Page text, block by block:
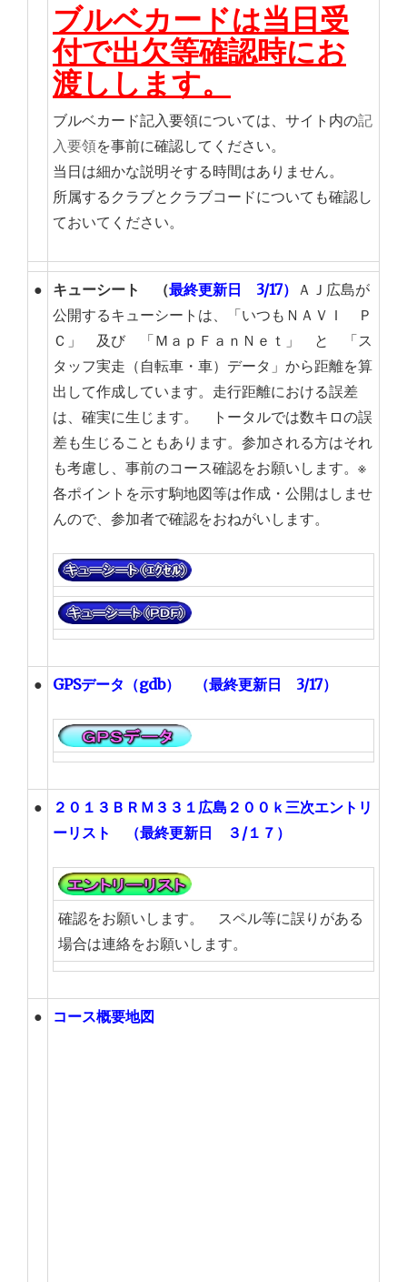
ブルベカードは当日受
付で出欠等確認時にお
渡しします。
ブルベカード記入要領については、サイト内の記
入要領を事前に確認してください。
当日は細かな説明そする時間はありません。
所属するクラブとクラブコードについても確認し
ておいてください。
● キューシート （最終更新日 3/17） ＡＪ広島が
公開するキューシートは、「いつもＮＡＶＩ Ｐ
Ｃ」 及び 「ＭａｐＦａｎＮｅｔ」 と 「ス
タッフ実走（自転車・車）データ」から距離を算
出して作成しています。走行距離における誤差
は、確実に生じます。 トータルでは数キロの誤
差も生じることもあります。参加される方はそれ
も考慮し、事前のコース確認をお願いします。※
各ポイントを示す駒地図等は作成・公開はしませ
んので、参加者で確認をおねがいします。
● GPSデータ（gdb） （最終更新日 3/17）
●
２０１３ＢＲＭ３３１広島２００ｋ三次エントリ
ーリスト （最終更新日 ３/１７）
確認をお願いします。 スペル等に誤りがある
場合は連絡をお願いします。
● コース概要地図